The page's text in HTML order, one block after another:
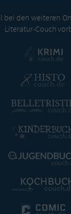
bei den weiteren
Literatur-Couch